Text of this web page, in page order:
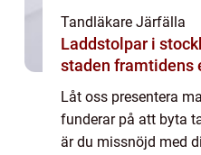
Tandläkare Järfälla
Laddstolpar i stockholm så
staden framtidens
Låt oss presentera
funderar på att byta
är du missnöjd med